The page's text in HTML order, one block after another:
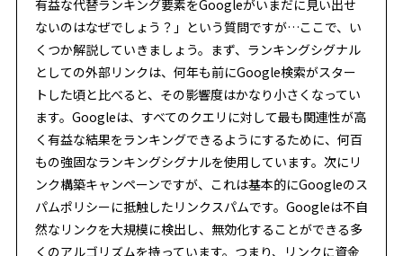
有益な代替ランキング要素をGoogleがいまだに見い出せ
ないのはなぜでしょう？」という質問ですが…ここで、い
くつか解説していきましょう。まず、ランキングシグナル
としての外部リンクは、何年も前にGoogle検索がスター
トした頃と比べると、その影響度はかなり小さくなってい
ます。Googleは、すべてのクエリに対して最も関連性が高
く有益な結果をランキングできるようにするために、何百
もの強固なランキングシグナルを使用しています。次にリ
ンク構築キャンペーンですが、これは基本的にGoogleのス
パムポリシーに抵触したリンクスパムです。Googleは不自
然なリンクを大規模に検出し、無効化することができる多
くのアルゴリズムを持っています。つまり、リンクに資金